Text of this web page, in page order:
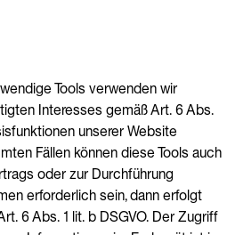
Tools verwenden wir
Interesses gemäß Art. 6 Abs.
unserer Website
Fällen können diese Tools auch
oder zur Durchführung
erforderlich sein, dann erfolgt
6 Abs. 1 lit. b DSGVO. Der Zugriff